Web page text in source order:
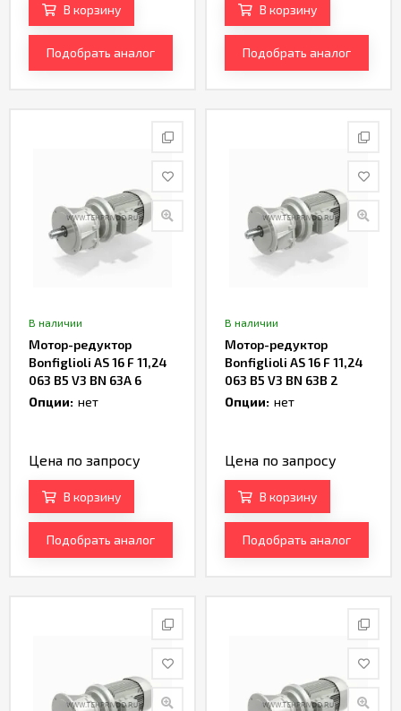
В корзину
Подобрать аналог
В корзину
Подобрать аналог
В наличии
Мотор-редуктор
Bonfiglioli AS 16 F 11,24
063 B5 V3 BN 63A 6
Артикул TH234189
Опции: нет
Цена по запросу
В корзину
Подобрать аналог
В наличии
Мотор-редуктор
Bonfiglioli AS 16 F 11,24
063 B5 V3 BN 63B 2
Артикул TH236361
Опции: нет
Цена по запросу
В корзину
Подобрать аналог